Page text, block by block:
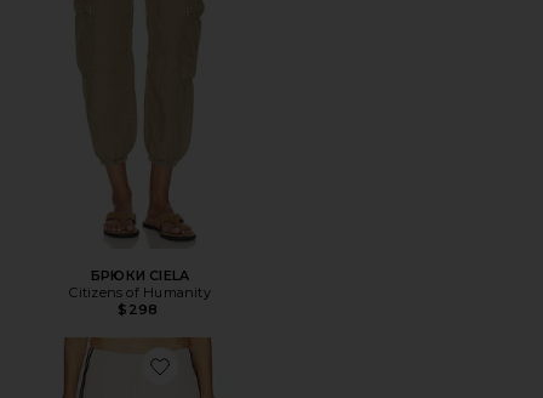
БРЮКИ CIELA
Citizens of Humanity
$298
Favorite ШОРТЫ ANAIS